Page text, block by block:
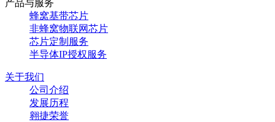
产品与服务
蜂窝基带芯片
非蜂窝物联网芯片
芯片定制服务
半导体IP授权服务
关于我们
公司介绍
发展历程
翱捷荣誉